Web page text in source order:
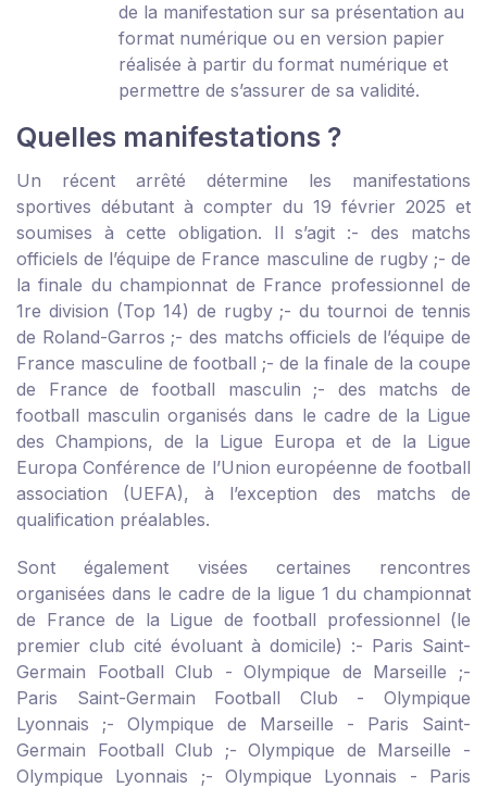
de la manifestation sur sa présentation au
format numérique ou en version papier
réalisée à partir du format numérique et
permettre de s’assurer de sa validité.
Quelles manifestations ?
Un récent arrêté détermine les manifestations
sportives débutant à compter du 19 février 2025 et
soumises à cette obligation. Il s’agit :- des matchs
officiels de l’équipe de France masculine de rugby ;- de
la finale du championnat de France professionnel de
1re division (Top 14) de rugby ;- du tournoi de tennis
de Roland-Garros ;- des matchs officiels de l’équipe de
France masculine de football ;- de la finale de la coupe
de France de football masculin ;- des matchs de
football masculin organisés dans le cadre de la Ligue
des Champions, de la Ligue Europa et de la Ligue
Europa Conférence de l’Union européenne de football
association (UEFA), à l’exception des matchs de
qualification préalables.
Sont également visées certaines rencontres
organisées dans le cadre de la ligue 1 du championnat
de France de la Ligue de football professionnel (le
premier club cité évoluant à domicile) :- Paris Saint-
Germain Football Club - Olympique de Marseille ;-
Paris Saint-Germain Football Club - Olympique
Lyonnais ;- Olympique de Marseille - Paris Saint-
Germain Football Club ;- Olympique de Marseille -
Olympique Lyonnais ;- Olympique Lyonnais - Paris